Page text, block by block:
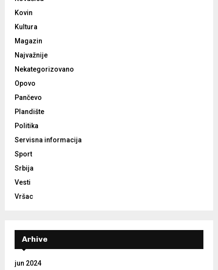
Kovin
Kultura
Magazin
Najvažnije
Nekategorizovano
Opovo
Pančevo
Plandište
Politika
Servisna informacija
Sport
Srbija
Vesti
Vršac
Arhive
jun 2024